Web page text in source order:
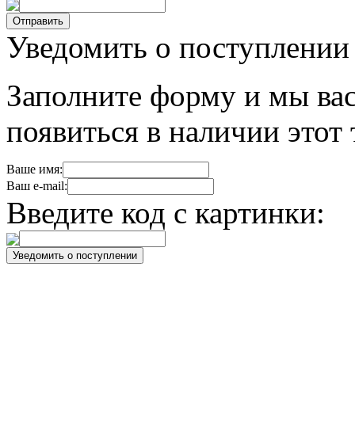
Уведомить о поступлении
Заполните форму и мы
появиться в наличии этот
Ваше имя:
Ваш e-mail:
Введите код с картинки: